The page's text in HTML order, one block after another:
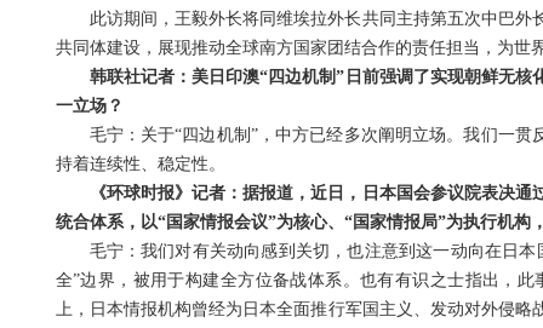
此访期间，王毅外长将同维埃拉外长共同主持第五次中巴
共同体建设，展现推动全球南方国家团结合作的责任担当，为世
韩联社记者：美日印澳“四边机制”日前强调了实现朝鲜无
一立场？
毛宁：关于“四边机制”，中方已经多次阐明立场。我们一
持着连续性、稳定性。
《环球时报》记者：据报道，近日，日本国会参议院表决
统合体系，以“国家情报会议”为核心、“国家情报局”为执行机构
毛宁：我们对有关动向感到关切，也注意到这一动向在日
全”边界，被用于构建全方位备战体系。也有有识之士指出，
上，日本情报机构曾经为日本全面推行军国主义、发动对外侵